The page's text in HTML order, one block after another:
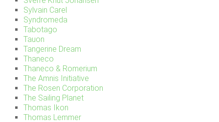
Sylvain Carel
Syndromeda
Tabotago
Tauon
Tangerine Dream
Thaneco
Thaneco & Romerium
The Amnis Initiative
The Rosen Corporation
The Sailing Planet
Thomas Ikon
Thomas Lemmer